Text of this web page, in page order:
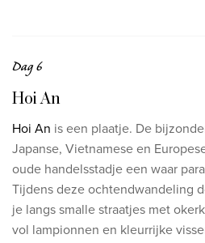
Dag 6
Hoi An
Hoi An is een plaatje. De
Japanse, Vietnamese en
oude handelsstadje een waar
Tijdens deze ochtendwandeling
je langs smalle straatjes met
vol lampionnen en kleurrijke